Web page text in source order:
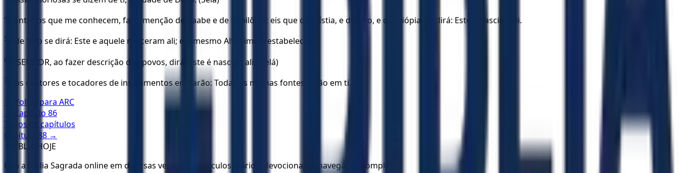
4 Dentre os que me conhecem, farei menção de Raabe e de Babilônia; eis que da Filístia, e de Tiro, e da Etiópia, se dirá: Este é nascido ali.
5 E de Sião se dirá: Este e aquele nasceram ali; e o mesmo Altíssimo a estabelecerá.
6 O SENHOR, ao fazer descrição dos povos, dirá: Este é nascido ali. (Selá)
7
E os cantores e tocadores de instrumentos entoarão: Todas as minhas fontes estão em ti.
← Voltar para ARC
← Capítulo 86
Todos os capítulos
Capítulo
88 →
BÍBLIA HOJE
Leia a Bíblia Sagrada online em diversas versões. Versículos diários, devocionais e navegação completa.